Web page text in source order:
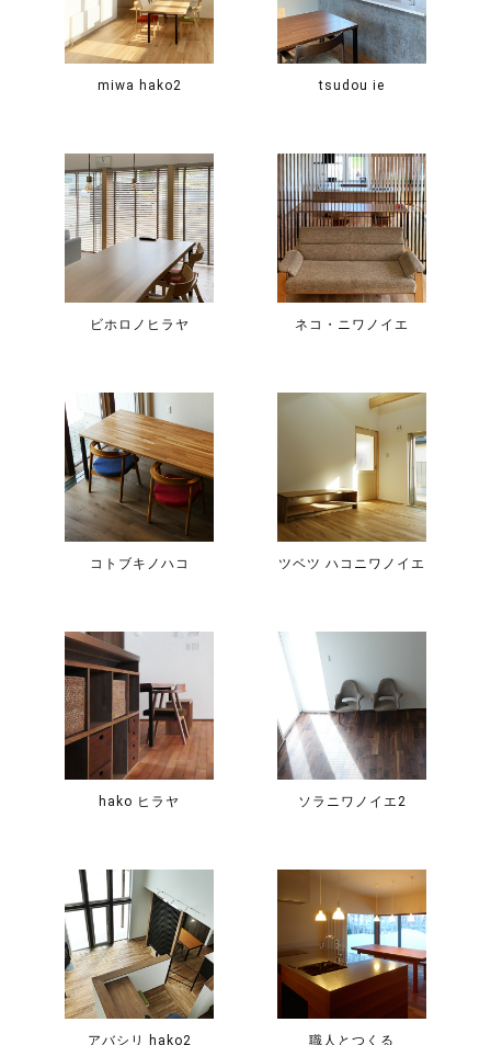
miwa hako2 tsudou ie
ビホロノヒラヤ ネコ・ニワノイエ
コトブキノハコ ツベツ ハコニワノイエ
hako ヒラヤ ソラニワノイエ2
アバシリ hako2 職人とつくる